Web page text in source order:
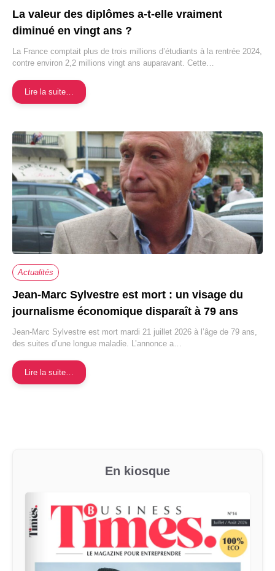
La valeur des diplômes a-t-elle vraiment
diminué en vingt ans ?
La France comptait plus de trois millions d’étudiants à la rentrée 2024,
contre environ 2,2 millions vingt ans auparavant. Cette…
Lire la suite…
Actualités
Jean-Marc Sylvestre est mort : un visage du
journalisme économique disparaît à 79 ans
Jean-Marc Sylvestre est mort mardi 21 juillet 2026 à l’âge de 79 ans,
des suites d’une longue maladie. L’annonce a…
Lire la suite…
En kiosque